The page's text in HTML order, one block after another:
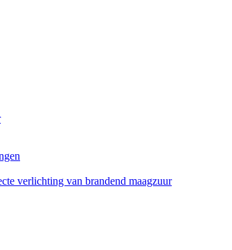
verlichting van brandend maagzuur